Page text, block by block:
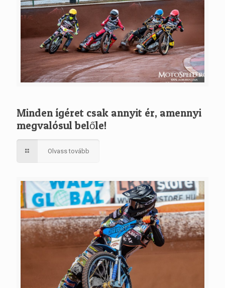
Minden ígéret csak annyit ér, amennyi
megvalósul belőle!
Olvass tovább